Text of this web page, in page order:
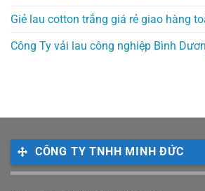
Giẻ lau cotton trắng giá rẻ giao hàng
Công Ty vải lau công nghiệp Bình
CÔNG TY TNHH MINH ĐỨC